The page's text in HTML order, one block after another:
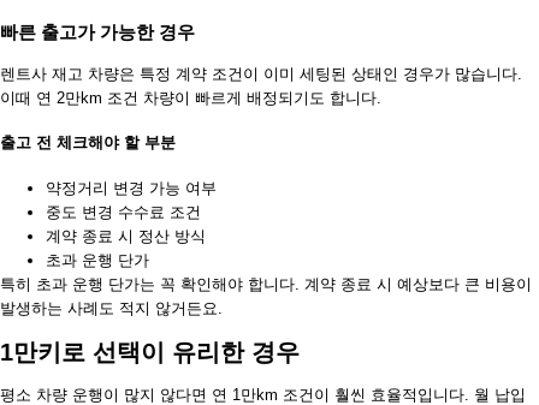
빠른 출고가 가능한 경우
렌트사 재고 차량은 특정 계약 조건이 이미 세팅된 상태인 경우가 많습니다.
이때 연 2만km 조건 차량이 빠르게 배정되기도 합니다.
출고 전 체크해야 할 부분
약정거리 변경 가능 여부
중도 변경 수수료 조건
계약 종료 시 정산 방식
초과 운행 단가
특히 초과 운행 단가는 꼭 확인해야 합니다. 계약 종료 시 예상보다 큰 비용이
발생하는 사례도 적지 않거든요.
1만키로 선택이 유리한 경우
평소 차량 운행이 많지 않다면 연 1만km 조건이 훨씬 효율적입니다. 월 납입